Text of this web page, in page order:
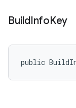
BuildInfoKey
public